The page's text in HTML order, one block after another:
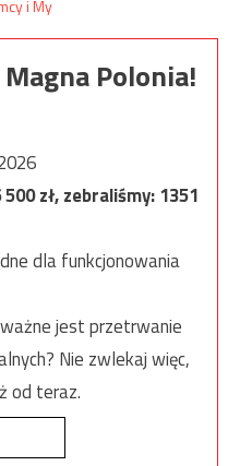
Polonia!
500zł, zebraliśmy:1351
dla funkcjonowania
jest przetrwanie
Nie zwlekaj więc,
od teraz.